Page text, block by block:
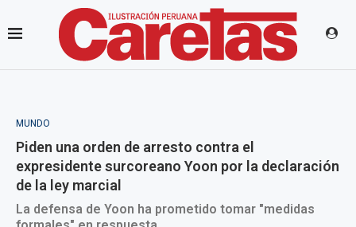
MUNDO
Piden una orden de arresto contra el
expresidente surcoreano Yoon por la declaración
de la ley marcial
La defensa de Yoon ha prometido tomar "medidas